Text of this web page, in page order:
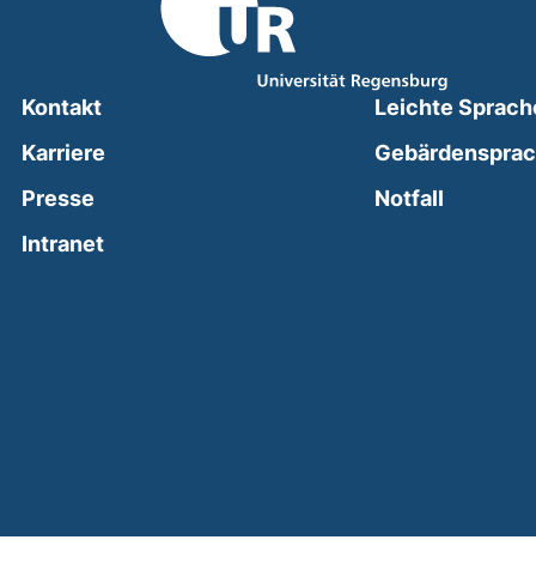
Kontakt
Karriere
Presse
Intranet(external link, opens in a new window)
Leichte
Notfall